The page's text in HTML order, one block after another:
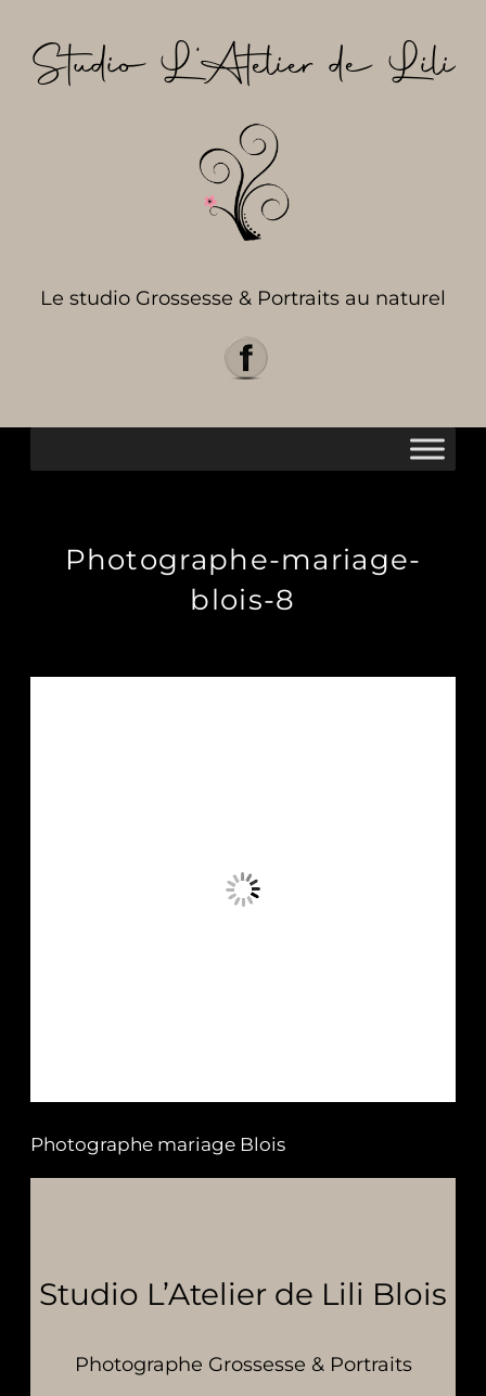
contenu
Studio L’Atelier de Lili
Le studio Grossesse & Portraits au naturel
Photographe-mariage-
blois-8
Photographe mariage Blois
Studio L’Atelier de Lili Blois
Photographe Grossesse & Portraits